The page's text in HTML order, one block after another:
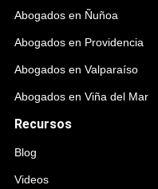
Abogados en Ñuñoa
Abogados en Providencia
Abogados en Valparaíso
Abogados en Viña del Mar
Recursos
Blog
Videos